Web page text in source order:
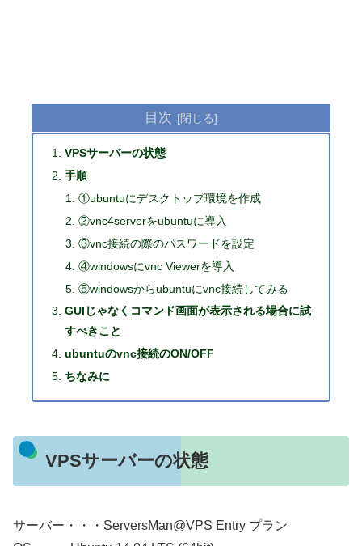
目次
VPSサーバーの状態
手順
①ubuntuにデスクトップ環境を作成
②vnc4serverをubuntuに導入
③vnc接続の際のパスワードを設定
④windowsにvnc Viewerを導入
⑤windowsからubuntuにvnc接続してみる
GUIじゃなくコマンド画面が表示される場合に試
すべきこと
ubuntuのvnc接続のON/OFF
ちなみに
VPSサーバーの状態
サーバー・・・ServersMan@VPS Entry プラン